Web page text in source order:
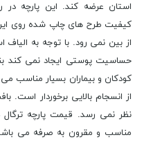
استان عرضه کند. این پارچه
کیفیت طرح ‌های چاپ شده روی این
از بین نمی ‌رود. با توجه به
حساسیت پوستی ایجاد نمی ‌کند
کودکان و بیماران بسیار مناسب
از انسجام بالایی برخوردار است.
نظر نمی ‌رسد. قیمت پارچه ترگال
مناسب و مقرون به صرفه می